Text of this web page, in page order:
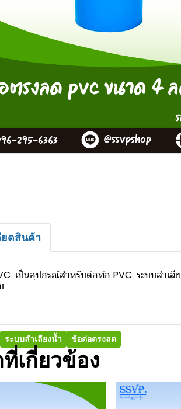
ยดสินค้า
เป็นอุปกรณ์สำหรับต่อท่อ PVC ระบบลำเ
ระบบลำเลียงน้ำ ข้อต่อตรงลด
เกี่ยวข้อง